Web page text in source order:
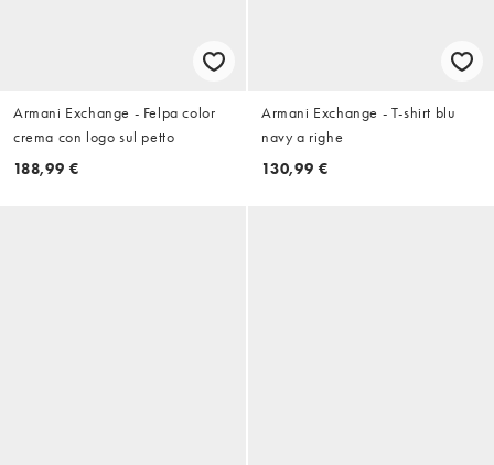
Armani Exchange - Felpa color
crema con logo sul petto
188,99 €
Armani Exchange - T-shirt blu
navy a righe
130,99 €